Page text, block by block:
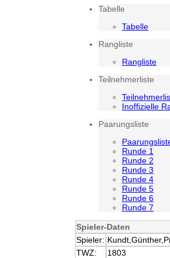
Tabelle
Tabelle
Rangliste
Rangliste
Teilnehmerliste
Inoffizielle
Paarungsliste
Runde 1
Runde 2
Runde 3
Runde 4
Runde 5
Runde 6
Runde 7
Spieler-Daten
Spieler:
TWZ:
1803